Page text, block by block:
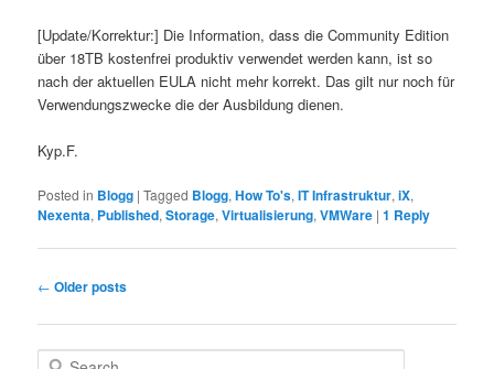
[Update/Korrektur:] Die Information, dass die Community Edition
über 18TB kostenfrei produktiv verwendet werden kann, ist so
nach der aktuellen EULA nicht mehr korrekt. Das gilt nur noch für
Verwendungszwecke die der Ausbildung dienen.
Kyp.F.
Posted in Blogg |Tagged Blogg,How To's,IT Infrastruktur,iX,
Nexenta, Published,Storage,Virtualisierung,VMWare |1 Reply
Post
← Older posts